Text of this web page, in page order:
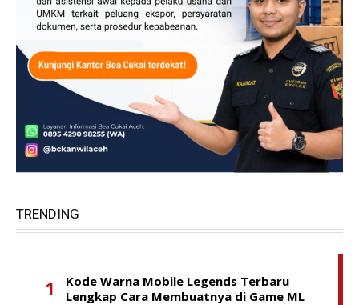
TRENDING
Kode Warna Mobile Legends Terbaru
Lengkap Cara Membuatnya di Game ML